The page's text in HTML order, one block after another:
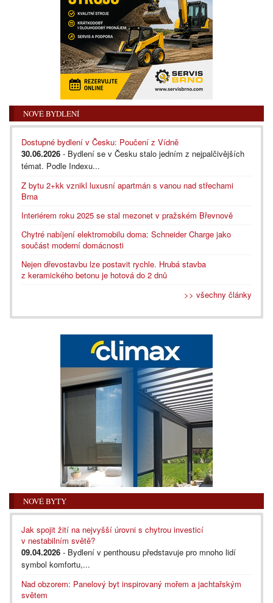
NOVÉ BYDLENÍ
Dostupné bydlení v Česku: Poučení z Vídně
30.06.2026 - Bydlení se v Česku stalo jedním z nejpalčivějších
témat. Podle Indexu...
Z bytu 2+kk vznikl luxusní apartmán s vanou nad střechami
Brna
Interiérem roku 2025 se stal mezonet v pražském Břevnově
Chytré nabíjení elektromobilu doma: Schneider Charge jako
součást moderní domácnosti
Nejen dřevostavbu lze postavit rychle. Hrubá stavba
z keramického betonu je hotová do 2 dnů
>> všechny články
NOVÉ BYTY
Jak spojit žití na nejvyšší úrovni s chytrou investicí
v nestabilním světě?
09.04.2026 - Bydlení v penthousu představuje pro mnoho lidí
symbol komfortu,...
Nad obzorem: Panelový byt inspirovaný mořem a jachtařským
světem